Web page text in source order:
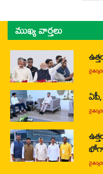
ముఖ్య వార్తలు